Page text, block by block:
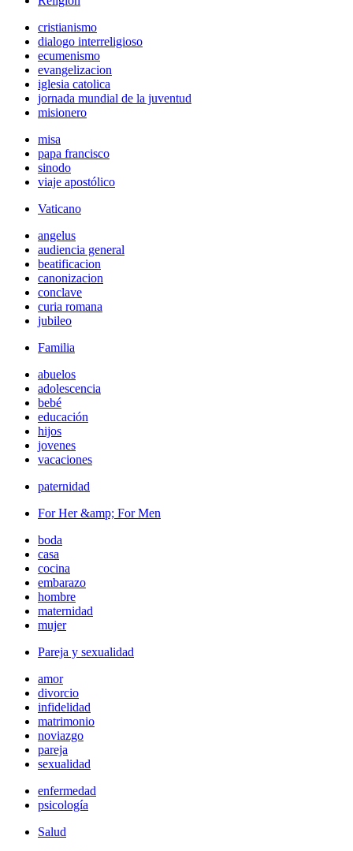
cristianismo
dialogo interreligioso
ecumenismo
evangelizacion
iglesia catolica
jornada mundial de la juventud
misionero
misa
papa francisco
sinodo
viaje apostólico
Vaticano
angelus
audiencia general
beatificacion
canonizacion
conclave
curia romana
jubileo
Familia
abuelos
adolescencia
bebé
educación
hijos
jovenes
vacaciones
paternidad
For Her &amp; For Men
boda
casa
cocina
embarazo
hombre
maternidad
mujer
Pareja y sexualidad
amor
divorcio
infidelidad
matrimonio
noviazgo
pareja
sexualidad
enfermedad
psicología
Salud